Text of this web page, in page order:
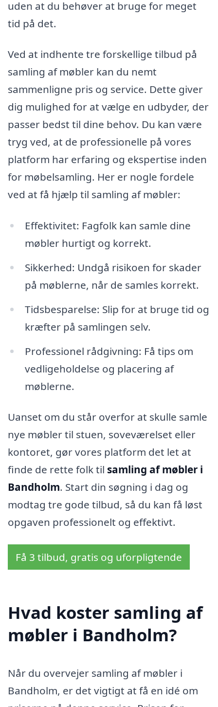
uden at du behøver at bruge for meget
tid på det.
Ved at indhente tre forskellige tilbud på
samling af møbler kan du nemt
sammenligne pris og service. Dette giver
dig mulighed for at vælge en udbyder, der
passer bedst til dine behov. Du kan være
tryg ved, at de professionelle på vores
platform har erfaring og ekspertise inden
for møbelsamling. Her er nogle fordele
ved at få hjælp til samling af møbler:
Effektivitet: Fagfolk kan samle dine
møbler hurtigt og korrekt.
Sikkerhed: Undgå risikoen for skader
på møblerne, når de samles korrekt.
Tidsbesparelse: Slip for at bruge tid og
kræfter på samlingen selv.
Professionel rådgivning: Få tips om
vedligeholdelse og placering af
møblerne.
Uanset om du står overfor at skulle samle
nye møbler til stuen, soveværelset eller
kontoret, gør vores platform det let at
finde de rette folk til samling af møbler i
Bandholm. Start din søgning i dag og
modtag tre gode tilbud, så du kan få løst
opgaven professionelt og effektivt.
Få 3 tilbud, gratis og uforpligtende
Hvad koster samling af
møbler i Bandholm?
Når du overvejer samling af møbler i
Bandholm, er det vigtigt at få en idé om